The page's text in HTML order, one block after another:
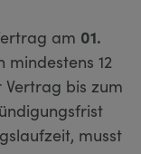
am 01.
12
bis zum
musst